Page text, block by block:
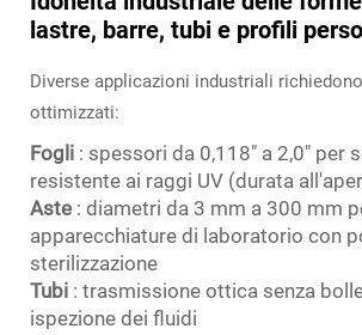
lastre, barre, tubi e profili
Diverse applicazioni industriali
ottimizzati:
Fogli : spessori da 0,118" a 2,0" per
resistente ai raggi UV (durata
Aste : diametri da 3 mm a 300 mm
apparecchiature di laboratorio con
sterilizzazione
Tubi : trasmissione ottica senza
ispezione dei fluidi